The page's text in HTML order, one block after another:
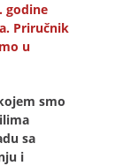
godine
Priručnik
u
smo
sa
i